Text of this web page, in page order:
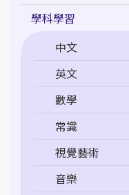
學科學習
中文
英文
數學
常識
視覺藝術
音樂